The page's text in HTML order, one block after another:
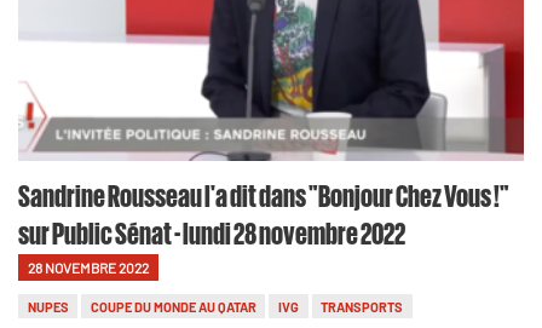
Sandrine Rousseau l'a dit dans "Bonjour Chez Vous !"
sur Public Sénat - lundi 28 novembre 2022
28 NOVEMBRE 2022
NUPES COUPE DU MONDE AU QATAR IVG TRANSPORTS